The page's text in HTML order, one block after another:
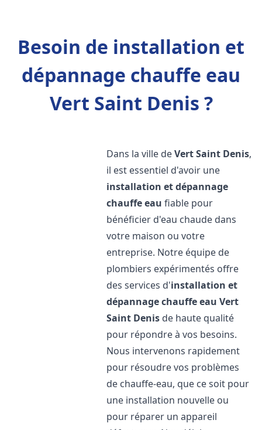
Besoin de installation et
dépannage chauffe eau
Vert Saint Denis ?
Dans la ville deVert Saint Denis,
il est essentiel d'avoir une
installation et dépannage
chauffe eau fiable pour
bénéficier d'eau chaude dans
votre maison ou votre
entreprise. Notre équipe de
plombiers expérimentés offre
des services d'installation et
dépannage chauffe eau Vert
Saint Denis de haute qualité
pour répondre à vos besoins.
Nous intervenons rapidement
pour résoudre vos problèmes
de chauffe-eau, que ce soit pour
une installation nouvelle ou
pour réparer un appareil